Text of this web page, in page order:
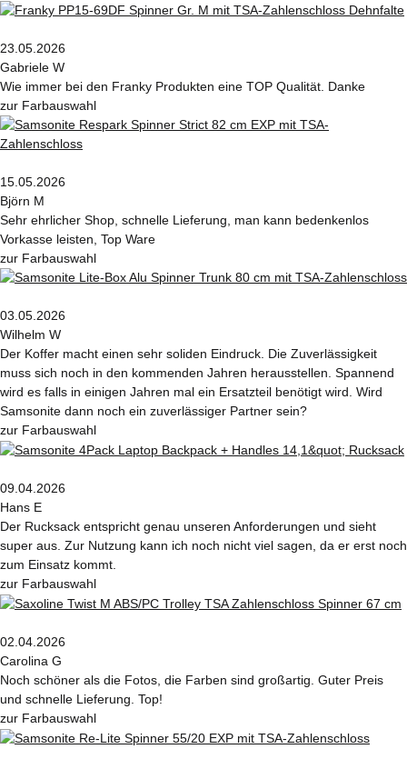
23.05.2026
Gabriele W
Wie immer bei den Franky Produkten eine TOP Qualität. Danke
zur Farbauswahl
15.05.2026
Björn M
Sehr ehrlicher Shop, schnelle Lieferung, man kann bedenkenlos
Vorkasse leisten, Top Ware
zur Farbauswahl
03.05.2026
Wilhelm W
Der Koffer macht einen sehr soliden Eindruck. Die Zuverlässigkeit
muss sich noch in den kommenden Jahren herausstellen. Spannend
wird es falls in einigen Jahren mal ein Ersatzteil benötigt wird. Wird
Samsonite dann noch ein zuverlässiger Partner sein?
zur Farbauswahl
09.04.2026
Hans E
Der Rucksack entspricht genau unseren Anforderungen und sieht
super aus. Zur Nutzung kann ich noch nicht viel sagen, da er erst noch
zum Einsatz kommt.
zur Farbauswahl
02.04.2026
Carolina G
Noch schöner als die Fotos, die Farben sind großartig. Guter Preis
und schnelle Lieferung. Top!
zur Farbauswahl